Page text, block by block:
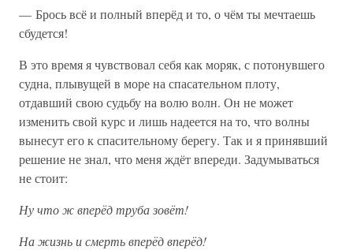
— Брось всё и полный вперёд и то, о чём ты мечтаешь
сбудется!
В это время я чувствовал себя как моряк, с потонувшего
судна, плывущей в море на спасательном плоту,
отдавший свою судьбу на волю волн. Он не может
изменить свой курс и лишь надеется на то, что волны
вынесут его к спасительному берегу. Так и я принявший
решение не знал, что меня ждёт впереди. Задумываться
не стоит:
Ну что ж вперёд труба зовёт!
На жизнь и смерть вперёд вперёд!